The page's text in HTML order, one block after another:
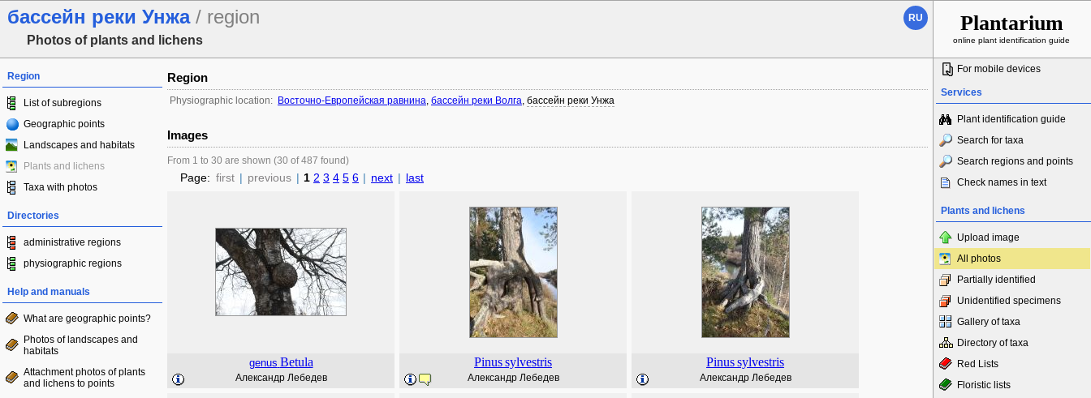
бассейн реки Унжа/ region
Photos of plants and lichens
RU Plantarium
online plant identification guide
Region
List of subregions
Geographic points
Landscapes and habitats
Plants and lichens
Taxa with photos
Directories
administrative regions
physiographic regions
Help and manuals
What are geographic points?
Photos of landscapes and
habitats
Attachment photos of plants
and lichens to points
Region
Physiographic location: Восточно-Европейская равнина, бассейн реки Волга, бассейн реки Унжа
Images
From 1 to 30 are shown (30 of 487 found)
Page: first | previous | 1 2 3 4 5 6 | next | last
genus Betula
Александр Лебедев
Pinussylvestris
Александр Лебедев
Pinussylvestris
Александр Лебедев
For mobile devices
Services
Plant identification guide
Search for taxa
Search regions and points
Check names in text
Plants and lichens
Upload image
All photos
Partially identified
Unidentified specimens
Gallery of taxa
Directory of taxa
Red Lists
Floristic lists